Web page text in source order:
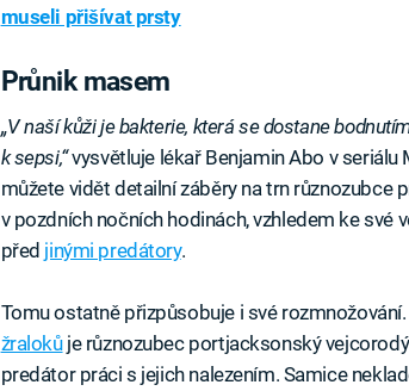
museli přišívat prsty
Průnik masem
„V naší kůži je bakterie, která se dostane
k sepsi,“vysvětluje lékař Benjamin Abo v
můžete vidět detailní záběry na trn různozubce
v pozdních nočních hodinách, vzhledem ke své
před jinými predátory.
Tomu ostatně přizpůsobuje i své
žralokůje různozubec portjacksonský
predátor práci s jejich nalezením. Samice